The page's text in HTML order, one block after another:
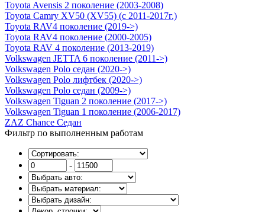
Toyota Avensis 2 поколение (2003-2008)
Toyota Camry ХV50 (XV55) (с 2011-2017г.)
Toyota RAV4 поколение (2019->)
Toyota RAV4 поколение (2000-2005)
Toyota RAV 4 поколение (2013-2019)
Volkswagen JETTA 6 поколение (2011->)
Volkswagen Polo седан (2020->)
Volkswagen Polo лифтбек (2020->)
Volkswagen Polo седан (2009->)
Volkswagen Tiguan 2 поколение (2017->)
Volkswagen Tiguan 1 поколение (2006-2017)
ZAZ Chance Седан
Фильтр по выполненным работам
-